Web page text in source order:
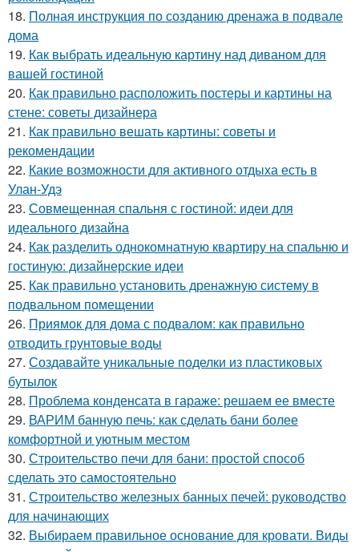
18. Полная инструкция по созданию дренажа в подвале
дома
19. Как выбрать идеальную картину над диваном для
вашей гостиной
20. Как правильно расположить постеры и картины на
стене: советы дизайнера
21. Как правильно вешать картины: советы и
рекомендации
22. Какие возможности для активного отдыха есть в
Улан-Удэ
23. Совмещенная спальня с гостиной: идеи для
идеального дизайна
24. Как разделить однокомнатную квартиру на спальню и
гостиную: дизайнерские идеи
25. Как правильно установить дренажную систему в
подвальном помещении
26. Приямок для дома с подвалом: как правильно
отводить грунтовые воды
27. Создавайте уникальные поделки из пластиковых
бутылок
28. Проблема конденсата в гараже: решаем ее вместе
29. ВАРИМ банную печь: как сделать бани более
комфортной и уютным местом
30. Строительство печи для бани: простой способ
сделать это самостоятельно
31. Строительство железных банных печей: руководство
для начинающих
32. Выбираем правильное основание для кровати. Виды